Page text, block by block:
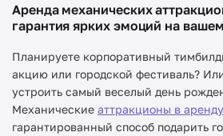
Аренда механических
гарантия ярких эмоций на
Планируете корпоративный
акцию или городской фестиваль?
устроить самый веселый день
Механические аттракционы в аренду
гарантированный способ подарить